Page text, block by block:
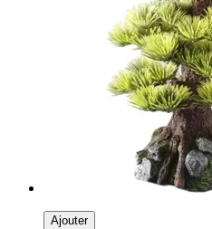
Ajouter